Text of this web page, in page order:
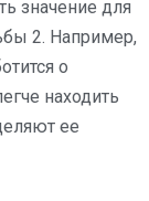
значение для
2. Например,
о
находить
ее